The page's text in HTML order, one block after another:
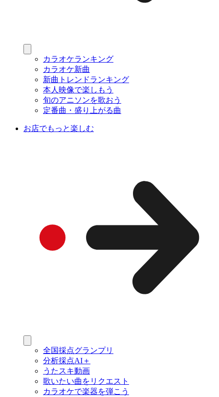
カラオケランキング
カラオケ新曲
新曲トレンドランキング
本人映像で楽しもう
旬のアニソンを歌おう
定番曲・盛り上がる曲
お店でもっと楽しむ
全国採点グランプリ
分析採点AI＋
うたスキ動画
歌いたい曲をリクエスト
カラオケで楽器を弾こう